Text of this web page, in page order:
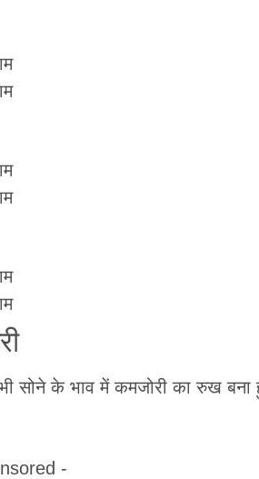
भी सोने के भाव में कमजोरी का रुख
-